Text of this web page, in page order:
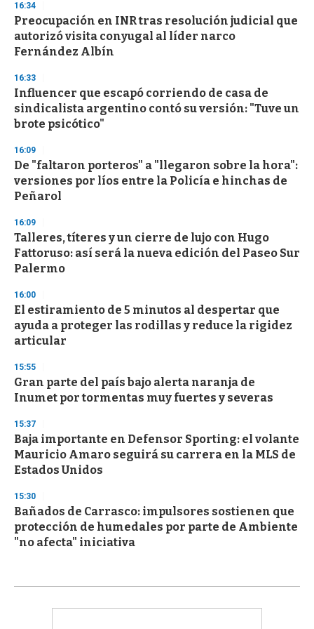
d
s
o
f
3
s
e
c
o
n
16:34
Preocupación en INR tras resolución judicial que
autorizó visita conyugal al líder narco
Fernández Albín
16:33
Influencer que escapó corriendo de casa de
sindicalista argentino contó su versión: "Tuve un
brote psicótico"
16:09
De "faltaron porteros" a "llegaron sobre la hora":
versiones por líos entre la Policía e hinchas de
Peñarol
16:09
Talleres, títeres y un cierre de lujo con Hugo
Fattoruso: así será la nueva edición del Paseo Sur
Palermo
16:00
El estiramiento de 5 minutos al despertar que
ayuda a proteger las rodillas y reduce la rigidez
articular
15:55
Gran parte del país bajo alerta naranja de
Inumet por tormentas muy fuertes y severas
15:37
Baja importante en Defensor Sporting: el volante
Mauricio Amaro seguirá su carrera en la MLS de
Estados Unidos
15:30
Bañados de Carrasco: impulsores sostienen que
protección de humedales por parte de Ambiente
"no afecta" iniciativa